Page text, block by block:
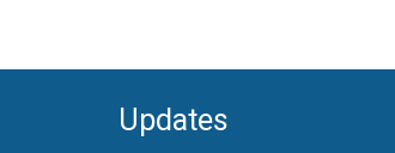
Updates